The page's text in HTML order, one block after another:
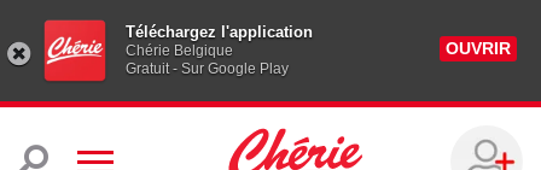
Téléchargez l'application
Chérie Belgique
Gratuit - Sur Google Play
OUVRIR